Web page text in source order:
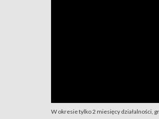
W okresie tylko 2 miesięcy działalności,